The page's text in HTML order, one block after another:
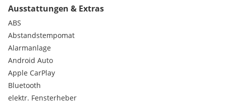
LED Rückleuchten
Lenkrad mit hochwertigem Soft Touch Bezug
Reifenpannen-Kit Fix&Go
4 Lautsprecher vorne
4-fach verstellbarer Beifahrersitz
6 Airbags
6 Gang Doppelkupplungautomatik eDCT
6-fach verstellbarer Fahrersitz
7" TFT Kombiinstrument
Ausstattungen & Extras
ABS
Abstandstempomat
Alarmanlage
Android Auto
Apple CarPlay
Bluetooth
elektr. Fensterheber